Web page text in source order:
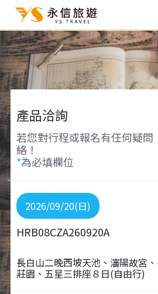
產品洽詢
若您對行程或報名有任何疑問
絡！
*為必填欄位
2026/09/20(日)
HRB08CZA260920A
長白山二晚西坡天池、瀋陽故宮
莊園、五星三排座８日(自由行)